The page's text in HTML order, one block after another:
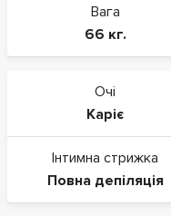
Вага
66 кг.
Очі
Каріє
Інтимна стрижка
Повна депіляція